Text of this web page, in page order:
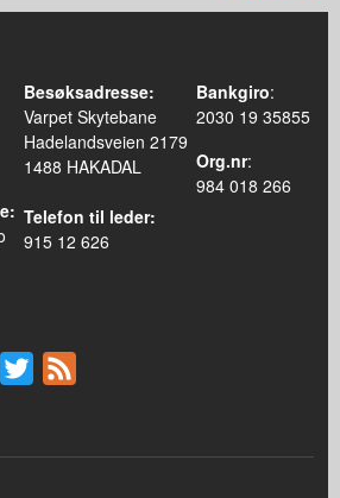
Besøksadresse:
Varpet Skytebane
Hadelandsveien 2179
1488 HAKADAL
Telefon til leder:
915 12 626
Bankgiro:
2030 19 35855
Org.nr:
984 018 266
Instagram
Twitter